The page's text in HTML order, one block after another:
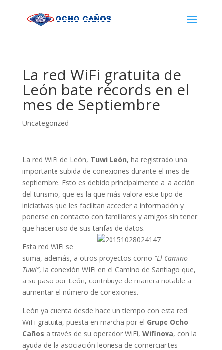
La red WiFi gratuita de
León bate récords en el
mes de Septiembre
Uncategorized
La red WiFi de León, Tuwi León, ha registrado una
importante subida de conexiones durante el mes de
septiembre. Esto es debido principalmente a la acción
del turismo, que es la que más valora este tipo de
iniciativas que les facilitan acceder a información y
ponerse en contacto con familiares y amigos sin tener
que hacer uso de sus tarifas de datos.
Esta red WiFi se
suma, además, a otros proyectos como “El Camino
Tuwi”, la conexión WIFi en el Camino de Santiago que,
a su paso por León, contribuye de manera notable a
aumentar el número de conexiones.
León ya cuenta desde hace un tiempo con esta red
WiFi gratuita, puesta en marcha por el Grupo Ocho
Caños a través de su operador WiFi, Wifinova, con la
ayuda de la asociación leonesa de comerciantes